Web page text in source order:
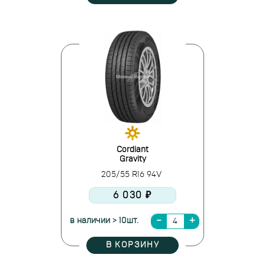
Cordiant
Gravity
205/55 R16 94V
6 030 ₽
в наличии > 10шт.
В КОРЗИНУ